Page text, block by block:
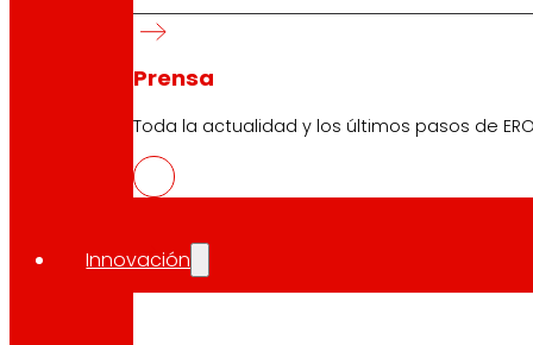
Prensa
Toda la actualidad y los últimos pasos de
Innovación